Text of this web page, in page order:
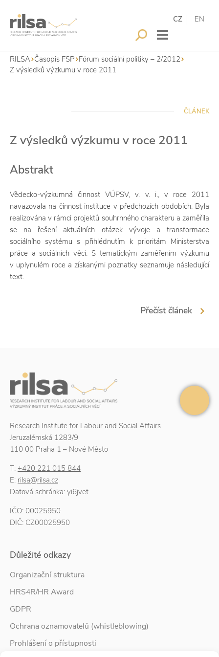
CZ EN
RILSA Časopis FSP Fórum sociální politiky – 2/2012
Z výsledků výzkumu v roce 2011
ČLÁNEK
Z výsledků výzkumu v roce 2011
Abstrakt
Vědecko-výzkumná činnost VÚPSV, v. v. i., v roce 2011
navazovala na činnost instituce v předchozích obdobích. Byla
realizována v rámci projektů souhrnného charakteru a zaměřila
se na řešení aktuálních otázek vývoje a transformace
sociálního systému s přihlédnutím k prioritám Ministerstva
práce a sociálních věcí. S tematickým zaměřením výzkumu
v uplynulém roce a získanými poznatky seznamuje následující
text.
Přečíst článek
Research Institute for Labour and Social Affairs
Jeruzalémská 1283/9
110 00 Praha 1 – Nové Město
T: +420 221 015 844
E: rilsa@rilsa.cz
Datová schránka: yi6jvet
IČO: 00025950
DIČ: CZ00025950
Důležité odkazy
Organizační struktura
HRS4R/HR Award
GDPR
Ochrana oznamovatelů (whistleblowing)
Prohlášení o přístupnosti